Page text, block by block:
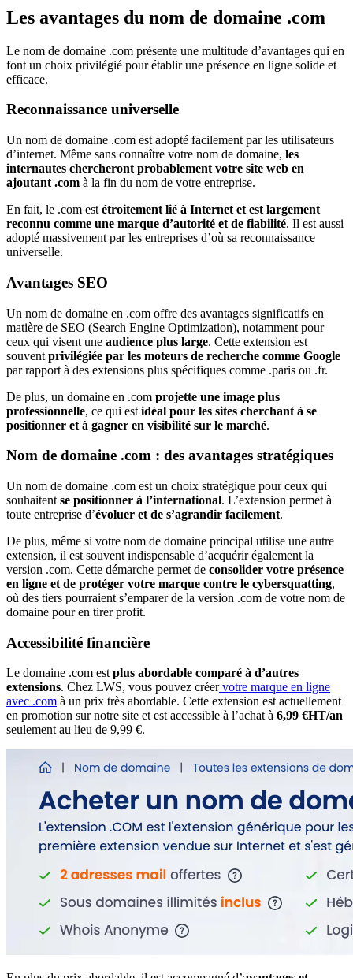
Les avantages du nom de domaine .com
Le nom de domaine .com présente une multitude d’avantages qui en
font un choix privilégié pour établir une présence en ligne solide et
efficace.
Reconnaissance universelle
Un nom de domaine .com est adopté facilement par les utilisateurs
d’internet. Même sans connaître votre nom de domaine, les
internautes chercheront probablement votre site web en
ajoutant .com à la fin du nom de votre entreprise.
En fait, le .com est étroitement lié à Internet et est largement
reconnu comme une marque d’autorité et de fiabilité. Il est aussi
adopté massivement par les entreprises d’où sa reconnaissance
universelle.
Avantages SEO
Un nom de domaine en .com offre des avantages significatifs en
matière de SEO (Search Engine Optimization), notamment pour
ceux qui visent une audience plus large. Cette extension est
souvent privilégiée par les moteurs de recherche comme Google
par rapport à des extensions plus spécifiques comme .paris ou .fr.
De plus, un domaine en .com projette une image plus
professionnelle, ce qui est idéal pour les sites cherchant à se
positionner et à gagner en visibilité sur le marché.
Nom de domaine .com : des avantages stratégiques
Un nom de domaine .com est un choix stratégique pour ceux qui
souhaitent se positionner à l’international. L’extension permet à
toute entreprise d’évoluer et de s’agrandir facilement.
De plus, même si votre nom de domaine principal utilise une autre
extension, il est souvent indispensable d’acquérir également la
version .com. Cette démarche permet de consolider votre présence
en ligne et de protéger votre marque contre le cybersquatting,
où des tiers pourraient s’emparer de la version .com de votre nom de
domaine pour en tirer profit.
Accessibilité financière
Le domaine .com estplus abordable comparé à d’autres
extensions. Chez LWS, vous pouvez créervotre marque en ligne
avec .com à un prix très abordable. Cette extension est actuellement
en promotion sur notre site et est accessible à l’achat à 6,99 €HT/an
seulement au lieu de 9,99 €.